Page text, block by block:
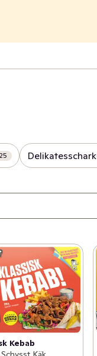
25 Delikatesschark
Kebab